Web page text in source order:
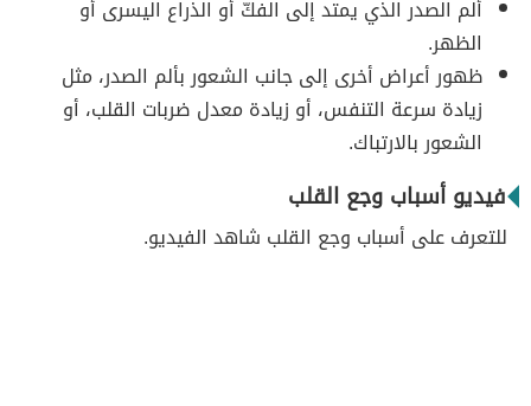
ألم الصدر الذي يمتد إلى الفكّ أو الذراع اليسرى أو
الظهر.
ظهور أعراض أخرى إلى جانب الشعور بألم الصدر، مثل
زيادة سرعة التنفس، أو زيادة معدل ضربات القلب، أو
الشعور بالارتباك.
فيديو أسباب وجع القلب
للتعرف على أسباب وجع القلب شاهد الفيديو.